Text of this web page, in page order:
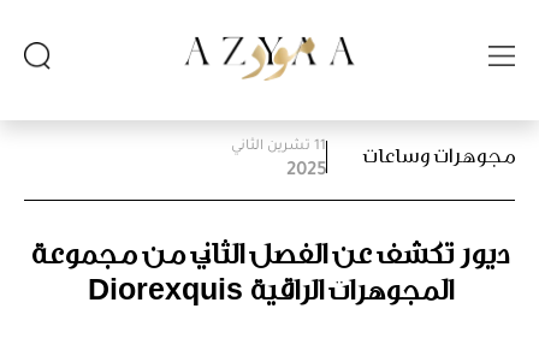
مجوهرات وساعات 11 تشرين الثاني
2025
ديور تكشف عن الفصل الثاني من مجموعة
المجوهرات الراقية Diorexquis